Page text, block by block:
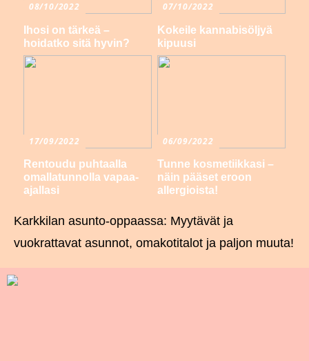
08/10/2022
Ihosi on tärkeä –
hoidatko sitä hyvin?
07/10/2022
Kokeile kannabisöljyä
kipuusi
17/09/2022
Rentoudu puhtaalla
omallatunnolla vapaa-
ajallasi
06/09/2022
Tunne kosmetiikkasi –
näin pääset eroon
allergioista!
Karkkilan asunto-oppaassa: Myytävät ja
vuokrattavat asunnot, omakotitalot ja paljon muuta!